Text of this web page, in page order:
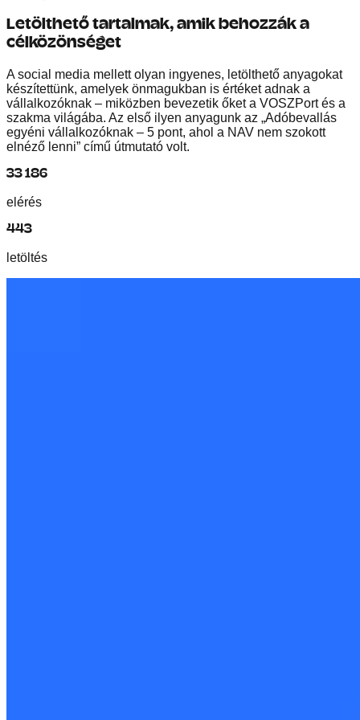
Letölthető tartalmak, amik behozzák a
célközönséget
A social media mellett olyan ingyenes, letölthető anyagokat
készítettünk, amelyek önmagukban is értéket adnak a
vállalkozóknak – miközben bevezetik őket a VOSZPort és a
szakma világába. Az első ilyen anyagunk az „Adóbevallás
egyéni vállalkozóknak – 5 pont, ahol a NAV nem szokott
elnéző lenni” című útmutató volt.
33 186
elérés
443
letöltés